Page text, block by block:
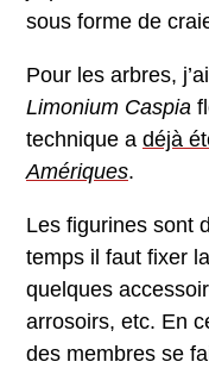
sous forme de
Pour les arbres,
Limonium Caspia
technique a déjà
Amériques.
Les figurines sont
temps il faut fixer
quelques
arrosoirs, etc. En
des membres se